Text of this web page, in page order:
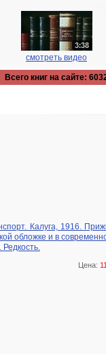
смотреть видео
Всего книг на сайте:
Калуга, 1916.
обложке и в
Цена: